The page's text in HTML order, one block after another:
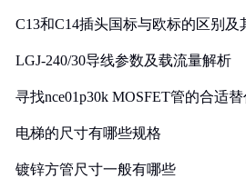
C13和C14插头国标与欧标的区别及
LGJ-240/30导线参数及载流量解析
寻找nce01p30k MOSFET管的合适
电梯的尺寸有哪些规格
镀锌方管尺寸一般有哪些